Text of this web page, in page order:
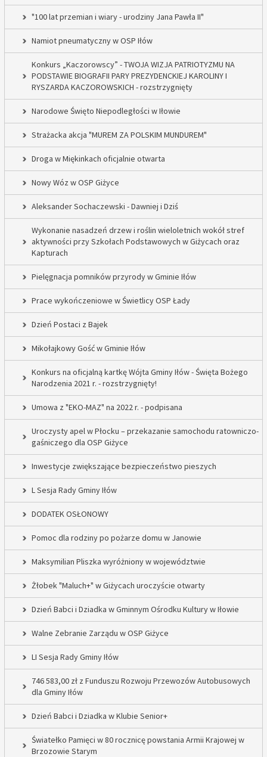
"100 lat przemian i wiary - urodziny Jana Pawła II"
Namiot pneumatyczny w OSP Iłów
Konkurs „Kaczorowscy” - TWOJA WIZJA PATRIOTYZMU NA
PODSTAWIE BIOGRAFII PARY PREZYDENCKIEJ KAROLINY I
RYSZARDA KACZOROWSKICH - rozstrzygnięty
Narodowe Święto Niepodległości w Iłowie
Strażacka akcja "MUREM ZA POLSKIM MUNDUREM"
Droga w Miękinkach oficjalnie otwarta
Nowy Wóz w OSP Giżyce
Aleksander Sochaczewski - Dawniej i Dziś
Wykonanie nasadzeń drzew i roślin wieloletnich wokół stref
aktywności przy Szkołach Podstawowych w Giżycach oraz
Kapturach
Pielęgnacja pomników przyrody w Gminie Iłów
Prace wykończeniowe w Świetlicy OSP Łady
Dzień Postaci z Bajek
Mikołajkowy Gość w Gminie Iłów
Konkurs na oficjalną kartkę Wójta Gminy Iłów - Święta Bożego
Narodzenia 2021 r. - rozstrzygnięty!
Umowa z "EKO-MAZ" na 2022 r. - podpisana
Uroczysty apel w Płocku – przekazanie samochodu ratowniczo-
gaśniczego dla OSP Giżyce
Inwestycje zwiększające bezpieczeństwo pieszych
L Sesja Rady Gminy Iłów
DODATEK OSŁONOWY
Pomoc dla rodziny po pożarze domu w Janowie
Maksymilian Pliszka wyróżniony w województwie
Żłobek "Maluch+" w Giżycach uroczyście otwarty
Dzień Babci i Dziadka w Gminnym Ośrodku Kultury w Iłowie
Walne Zebranie Zarządu w OSP Giżyce
LI Sesja Rady Gminy Iłów
746 583,00 zł z Funduszu Rozwoju Przewozów Autobusowych
dla Gminy Iłów
Dzień Babci i Dziadka w Klubie Senior+
Światełko Pamięci w 80 rocznicę powstania Armii Krajowej w
Brzozowie Starym